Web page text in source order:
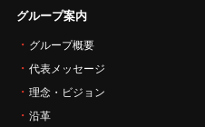
グループ案内
グループ概要
代表メッセージ
理念・ビジョン
沿革